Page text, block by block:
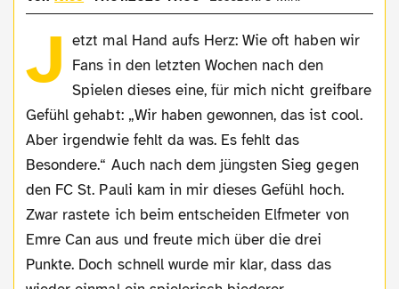
J etzt mal Hand aufs Herz: Wie oft haben wir
Fans in den letzten Wochen nach den
Spielen dieses eine, für mich nicht greifbare
Gefühl gehabt: „Wir haben gewonnen, das ist cool.
Aber irgendwie fehlt da was. Es fehlt das
Besondere.“ Auch nach dem jüngsten Sieg gegen
den FC St. Pauli kam in mir dieses Gefühl hoch.
Zwar rastete ich beim entscheiden Elfmeter von
Emre Can aus und freute mich über die drei
Punkte. Doch schnell wurde mir klar, dass das